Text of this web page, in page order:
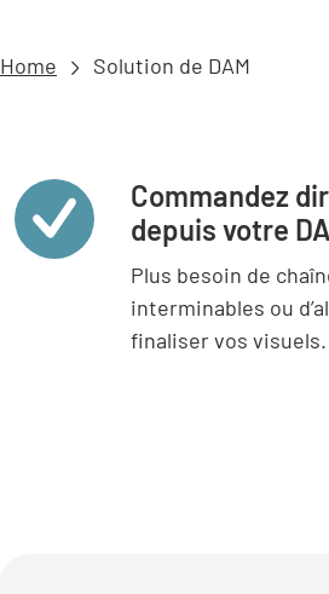
Home Solution de DAM
Commandez
depuis votre
Plus besoin de
interminables ou
finaliser vos visuels.